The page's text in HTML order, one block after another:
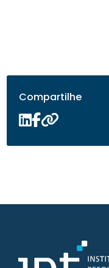
Compartilhe